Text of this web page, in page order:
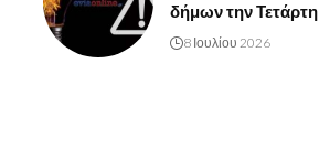
δήμων την Τετάρτη
8 Ιουλίου 2026